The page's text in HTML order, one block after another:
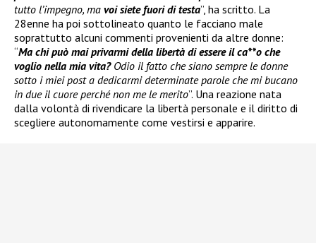
tutto l’impegno, ma voi siete fuori di testa”, ha scritto. La
28enne ha poi sottolineato quanto le facciano male
soprattutto alcuni commenti provenienti da altre donne:
“Ma chi può mai privarmi della libertà di essere il ca**o che
voglio nella mia vita? Odio il fatto che siano sempre le donne
sotto i miei post a dedicarmi determinate parole che mi bucano
in due il cuore perché non me le merito”. Una reazione nata
dalla volontà di rivendicare la libertà personale e il diritto di
scegliere autonomamente come vestirsi e apparire.